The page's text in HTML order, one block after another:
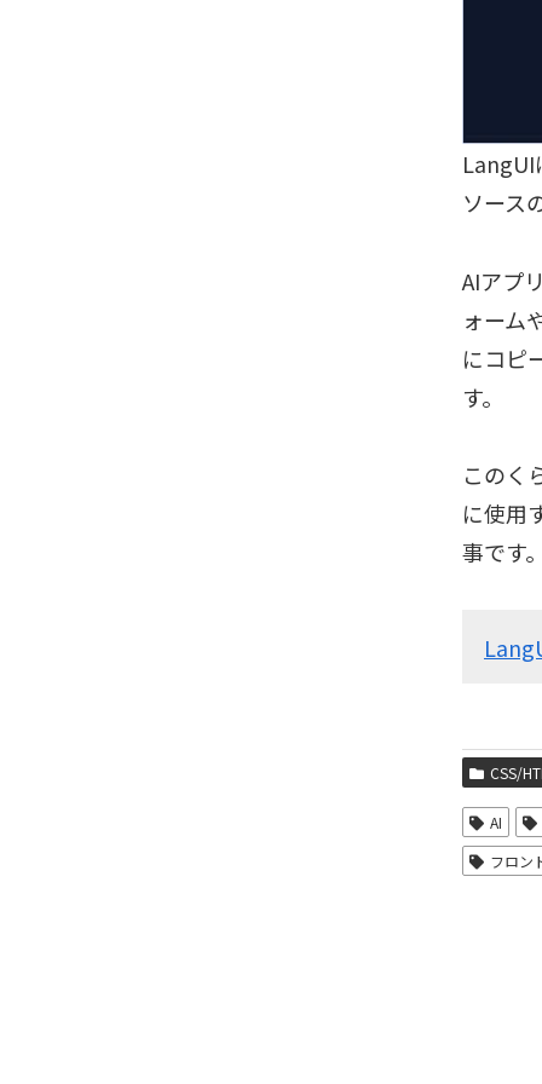
LangUI
ソース
AIアプ
ォーム
にコピ
す。
このく
に使用
事です
CSS/
AI
フロン